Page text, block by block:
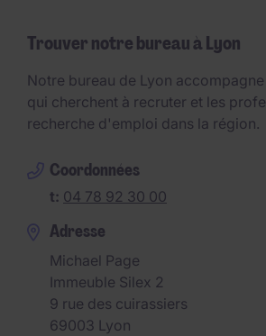
Trouver notre bureau à Lyon
Notre bureau de Lyon
qui cherchent à recruter et les
recherche d'emploi dans la région.
Coordonnées
t: 04 78 92 30 00
Adresse
Michael Page
Immeuble Silex 2
9 rue des cuirassiers
69003 Lyon